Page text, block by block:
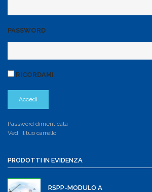
PASSWORD
RICORDAMI
Password dimenticata
Vedi il tuo carrello
PRODOTTI IN EVIDENZA
RSPP-MODULO A